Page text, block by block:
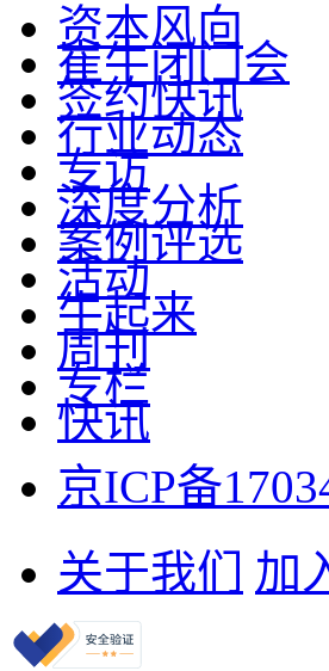
资本风向
崔牛闭门会
签约快讯
行业动态
专访
深度分析
案例评选
活动
牛起来
周刊
专栏
快讯
京ICP备
关于我们
加